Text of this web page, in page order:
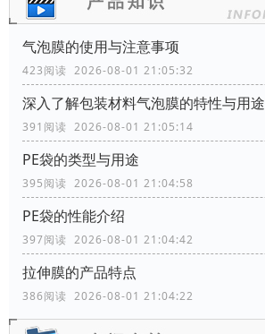
气泡膜的使用与注意事项
423阅读 2026-08-01 21:05:32
深入了解包装材料气泡膜的特性与用途
391阅读 2026-08-01 21:05:14
PE袋的类型与用途
395阅读 2026-08-01 21:04:58
‌‌‌PE袋的性能介绍
397阅读 2026-08-01 21:04:42
拉伸膜的产品特点
386阅读 2026-08-01 21:04:22